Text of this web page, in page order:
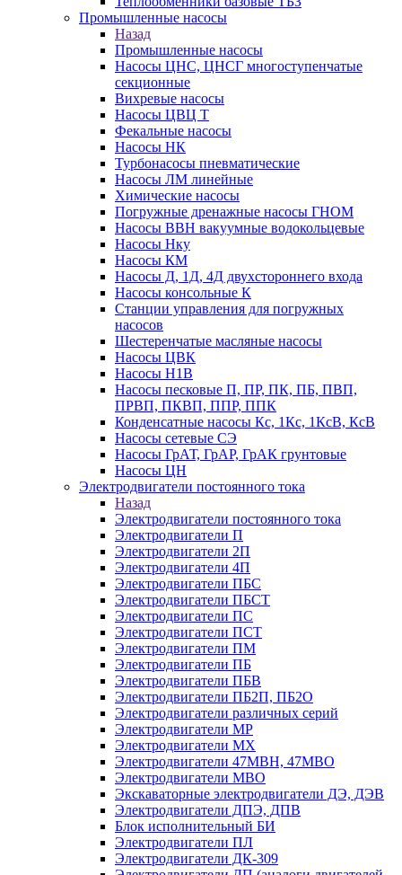
Промышленные насосы
Назад
Промышленные насосы
Насосы ЦНС, ЦНСГ многоступенчатые
секционные
Вихревые насосы
Насосы ЦВЦ Т
Фекальные насосы
Насосы НК
Турбонасосы пневматические
Насосы ЛМ линейные
Химические насосы
Погружные дренажные насосы ГНОМ
Насосы ВВН вакуумные водокольцевые
Насосы Нку
Насосы КМ
Насосы Д, 1Д, 4Д двухстороннего входа
Насосы консольные К
Станции управления для погружных
насосов
Шестеренчатые масляные насосы
Насосы ЦВК
Насосы Н1В
Насосы песковые П, ПР, ПК, ПБ, ПВП,
ПРВП, ПКВП, ППР, ППК
Конденсатные насосы Кс, 1Кс, 1КсВ, КсВ
Насосы сетевые СЭ
Насосы ГрАТ, ГрАР, ГрАК грунтовые
Насосы ЦН
Электродвигатели постоянного тока
Назад
Электродвигатели постоянного тока
Электродвигатели П
Электродвигатели 2П
Электродвигатели 4П
Электродвигатели ПБС
Электродвигатели ПБСТ
Электродвигатели ПС
Электродвигатели ПСТ
Электродвигатели ПМ
Электродвигатели ПБ
Электродвигатели ПБВ
Электродвигатели ПБ2П, ПБ2О
Электродвигатели различных серий
Электродвигатели МР
Электродвигатели MX
Электродвигатели 47MBH, 47МВО
Электродвигатели MBO
Экскаваторные электродвигатели ДЭ, ДЭВ
Электродвигатели ДПЭ, ДПВ
Блок исполнительный БИ
Электродвигатели ПЛ
Электродвигатели ДК-309